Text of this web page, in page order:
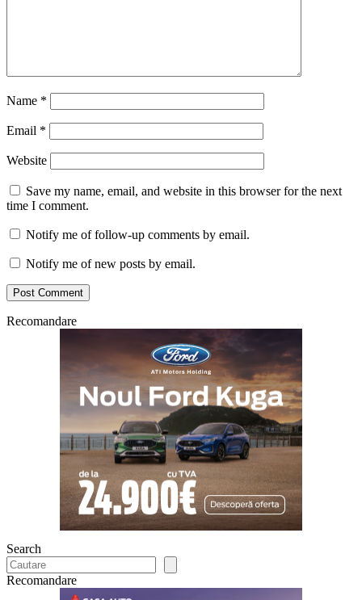
Name *
Email *
Website
Save my name, email, and website in this browser for the next
time I comment.
Notify me of follow-up comments by email.
Notify me of new posts by email.
Recomandare
Search
Recomandare